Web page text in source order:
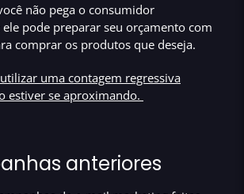
não pega o consumidor
ele pode preparar seu orçamento com
comprar os produtos que deseja.
uma contagem regressiva
estiver se aproximando.
anteriores